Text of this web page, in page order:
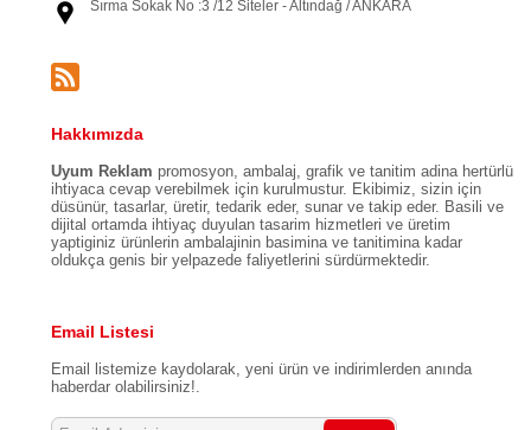
Sırma Sokak No :3 /12 Siteler - Altındağ / ANKARA
Hakkımızda
Uyum Reklam promosyon, ambalaj, grafik ve tanitim adina hertürlü
ihtiyaca cevap verebilmek için kurulmustur. Ekibimiz, sizin için
düsünür, tasarlar, üretir, tedarik eder, sunar ve takip eder. Basili ve
dijital ortamda ihtiyaç duyulan tasarim hizmetleri ve üretim
yaptiginiz ürünlerin ambalajinin basimina ve tanitimina kadar
oldukça genis bir yelpazede faliyetlerini sürdürmektedir.
Email Listesi
Email listemize kaydolarak, yeni ürün ve indirimlerden anında
haberdar olabilirsiniz!.